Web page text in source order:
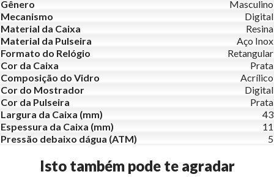
Gênero
Masculino
Mecanismo
Digital
Material da Caixa
Resina
Material da Pulseira
Aço Inox
Formato do Relógio
Retangular
Cor da Caixa
Prata
Composição do Vidro
Acrílico
Cor do Mostrador
Digital
Cor da Pulseira
Prata
Largura da Caixa (mm)
43
Espessura da Caixa (mm)
11
Pressão debaixo dágua (ATM)
5
Isto também pode te agradar